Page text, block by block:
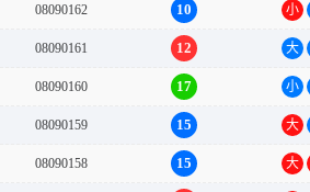
08090162 10 小
08090161 12 大
08090160 17 小
08090159 15 大
08090158 15 大